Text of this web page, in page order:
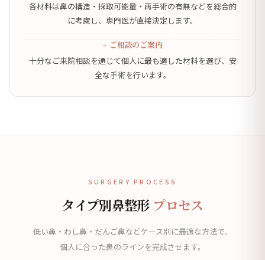
各材料は鼻の構造・採取可能量・再手術の有無などを総合的
に考慮し、専門医が直接決定します。
+ ご相談のご案内
十分なご来院相談を通じて個人に最も適した材料を選び、安
全な手術を行います。
SURGERY PROCESS
タイプ別鼻整形 プロセス
低い鼻・わし鼻・だんご鼻などケース別に最適な方法で、
個人に合った鼻のラインを完成させます。